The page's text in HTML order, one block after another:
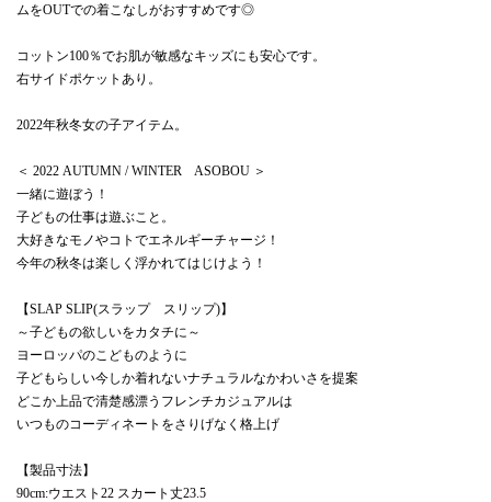
ムをOUTでの着こなしがおすすめです◎
コットン100％でお肌が敏感なキッズにも安心です。
右サイドポケットあり。
2022年秋冬女の子アイテム。
＜ 2022 AUTUMN / WINTER ASOBOU ＞
一緒に遊ぼう！
子どもの仕事は遊ぶこと。
大好きなモノやコトでエネルギーチャージ！
今年の秋冬は楽しく浮かれてはじけよう！
【SLAP SLIP(スラップ スリップ)】
～子どもの欲しいをカタチに～
ヨーロッパのこどものように
子どもらしい今しか着れないナチュラルなかわいさを提案
どこか上品で清楚感漂うフレンチカジュアルは
いつものコーディネートをさりげなく格上げ
【製品寸法】
90cm:ウエスト22 スカート丈23.5